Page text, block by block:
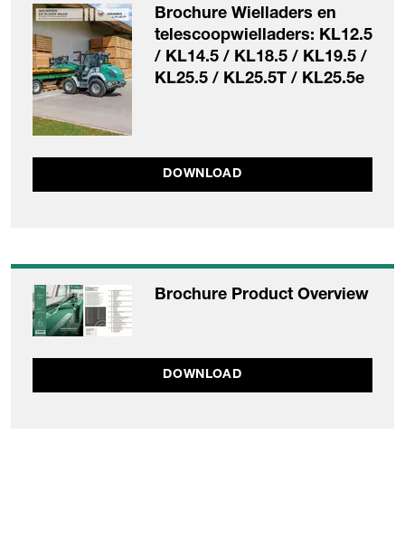
Brochure Wielladers en
telescoopwielladers: KL12.5
/ KL14.5 / KL18.5 / KL19.5 /
KL25.5 / KL25.5T / KL25.5e
DOWNLOAD
Brochure Product Overview
DOWNLOAD